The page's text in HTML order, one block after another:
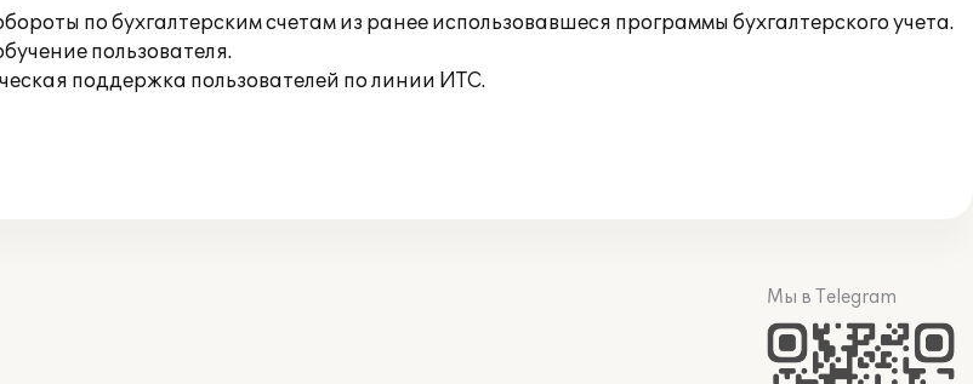
по бухгалтерским счетам из ранее использовавшеся программы бухгалтерского учета.
пользователя.
поддержка пользователей по линии ИТС.
Мы в Telegram